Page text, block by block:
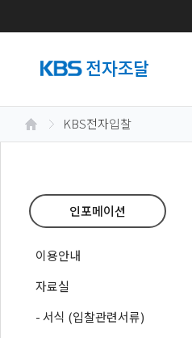
KBS전자입찰
인포메이션
이용안내
자료실
- 서식 (입찰관련서류)